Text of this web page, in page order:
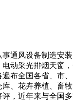
通风设备制造安
动采光排烟天窗
布全国各省、市
、花卉养植、畜
，近年来与全国